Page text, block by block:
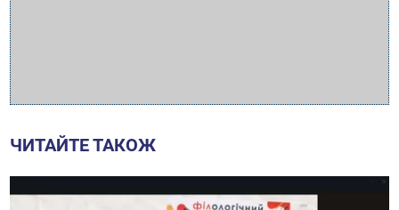
ЧИТАЙТЕ ТАКОЖ